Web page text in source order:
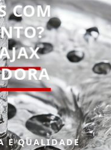
COM
E QUALIDADE